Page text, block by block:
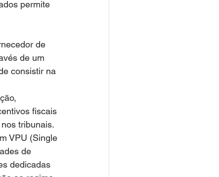
permite
de
de um
consistir na
fiscais
tribunais.
VPU (Single
de
dedicadas